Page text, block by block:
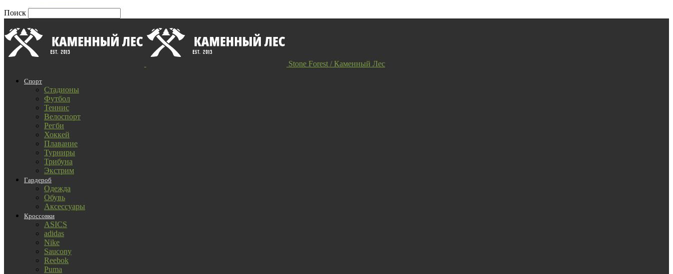
Поиск
Stone Forest / Каменный Лес
Спорт
Стадионы
Футбол
Теннис
Велоспорт
Регби
Хоккей
Плавание
Турниры
Трибуна
Экстрим
Гардероб
Одежда
Обувь
Аксессуары
Кроссовки
ASICS
adidas
Nike
Saucony
Reebok
Puma